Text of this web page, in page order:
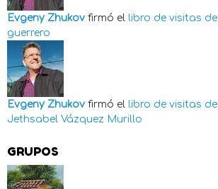
Evgeny Zhukov firmó el libro de visitas de
guerrero
Evgeny Zhukov firmó el libro de visitas de
Jethsabel Vázquez Murillo
GRUPOS